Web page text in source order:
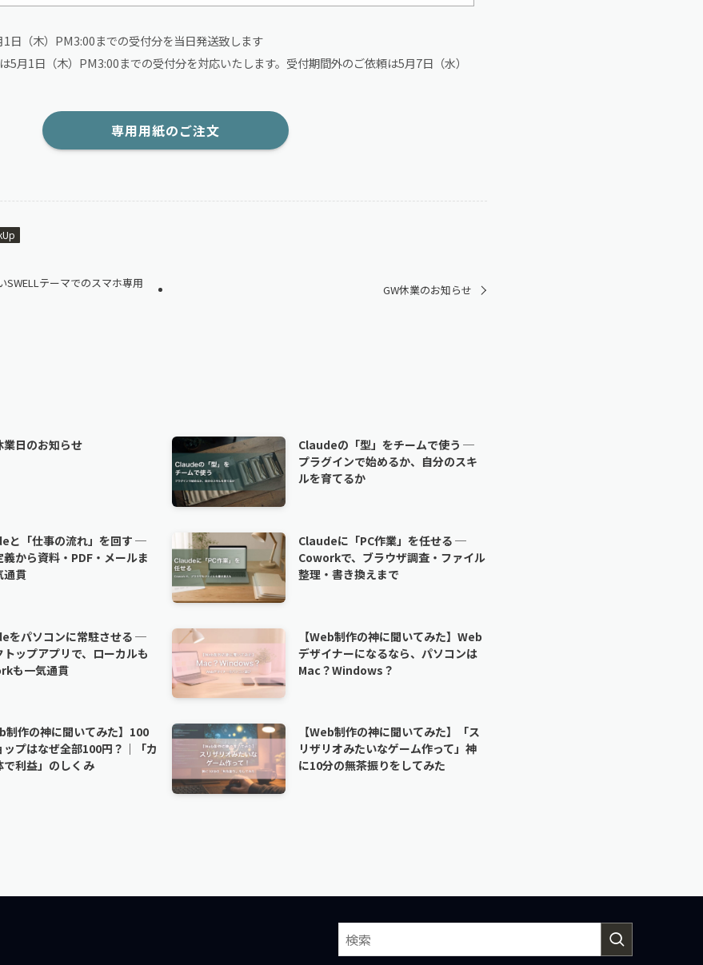
日（木）PM3:00までの受付分を当日発送致します
5月1日（木）PM3:00までの受付分を対応いたします。受付期間外のご依頼は5月7日（水）
専用用紙のご注文
SWELLテーマでのスマホ専用
GW休業のお知らせ
業日のお知らせ
Claudeの「型」をチームで使う ─
プラグインで始めるか、自分のスキ
ルを育てるか
と「仕事の流れ」を回す ─
義から資料・PDF・メールま
通貫
Claudeに「PC作業」を任せる ─
Coworkで、ブラウザ調査・ファイル
整理・書き換えまで
をパソコンに常駐させる ─
トップアプリで、ローカルも
も一気通貫
【Web制作の神に聞いてみた】Web
デザイナーになるなら、パソコンは
Mac？Windows？
制作の神に聞いてみた】100
ップはなぜ全部100円？｜「カ
で利益」のしくみ
【Web制作の神に聞いてみた】「ス
リザリオみたいなゲーム作って」神
に10分の無茶振りをしてみた